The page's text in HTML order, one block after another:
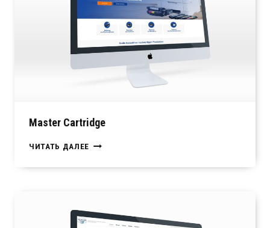
Master Cartridge
ЧИТАТЬ ДАЛЕЕ MASTER